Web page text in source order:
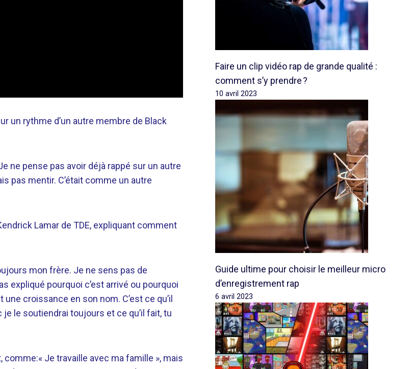
un rythme d’un autre membre de Black
ne pense pas avoir déjà rappé sur un autre
pas mentir. C’était comme un autre
Lamar de TDE, expliquant comment
mon frère. Je ne sens pas de
expliqué pourquoi c’est arrivé ou pourquoi
une croissance en son nom. C’est ce qu’il
le soutiendrai toujours et ce qu’il fait, tu
Je travaille avec ma famille », mais
Faire un clip vidéo rap de grande qualité :
comment s’y prendre ?
10 avril 2023
Guide ultime pour choisir le meilleur micro
d’enregistrement rap
6 avril 2023